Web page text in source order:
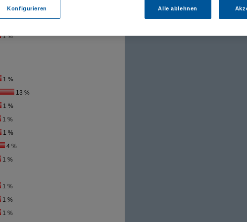
1 %
1 %
13 %
1 %
1 %
1 %
4 %
1 %
1 %
1 %
1 %
Konfigurieren Alle ablehnen